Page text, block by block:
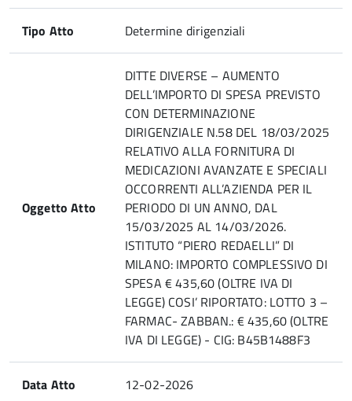
Tipo Atto Determine dirigenziali
Oggetto Atto
DITTE DIVERSE – AUMENTO
DELL’IMPORTO DI SPESA PREVISTO
CON DETERMINAZIONE
DIRIGENZIALE N.58 DEL 18/03/2025
RELATIVO ALLA FORNITURA DI
MEDICAZIONI AVANZATE E SPECIALI
OCCORRENTI ALL’AZIENDA PER IL
PERIODO DI UN ANNO, DAL
15/03/2025 AL 14/03/2026.
ISTITUTO “PIERO REDAELLI” DI
MILANO: IMPORTO COMPLESSIVO DI
SPESA € 435,60 (OLTRE IVA DI
LEGGE) COSI’ RIPORTATO: LOTTO 3 –
FARMAC- ZABBAN.: € 435,60 (OLTRE
IVA DI LEGGE) - CIG: B45B1488F3
Data Atto 12-02-2026